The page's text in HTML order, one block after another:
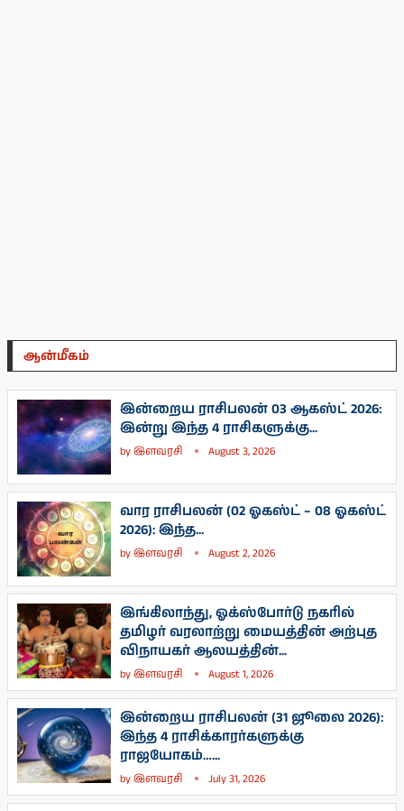
ஆன்மீகம்
இன்றைய ராசிபலன் 03 ஆகஸ்ட் 2026:
இன்று இந்த 4 ராசிகளுக்கு...
byஇளவரசி August 3, 2026
வார ராசிபலன் (02 ஓகஸ்ட் – 08 ஓகஸ்ட்
2026): இந்த...
byஇளவரசி August 2, 2026
இங்கிலாந்து, ஓக்ஸ்போர்டு நகரில்
தமிழர் வரலாற்று மையத்தின் அற்புத
விநாயகர் ஆலயத்தின்...
byஇளவரசி August 1, 2026
இன்றைய ராசிபலன் (31 ஜூலை 2026):
இந்த 4 ராசிக்காரர்களுக்கு
ராஜயோகம்…...
byஇளவரசி July 31, 2026